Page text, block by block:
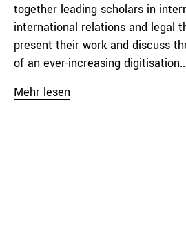
together leading scholars in
international relations and legal
present their work and discuss
of an ever-increasing
Mehr lesen